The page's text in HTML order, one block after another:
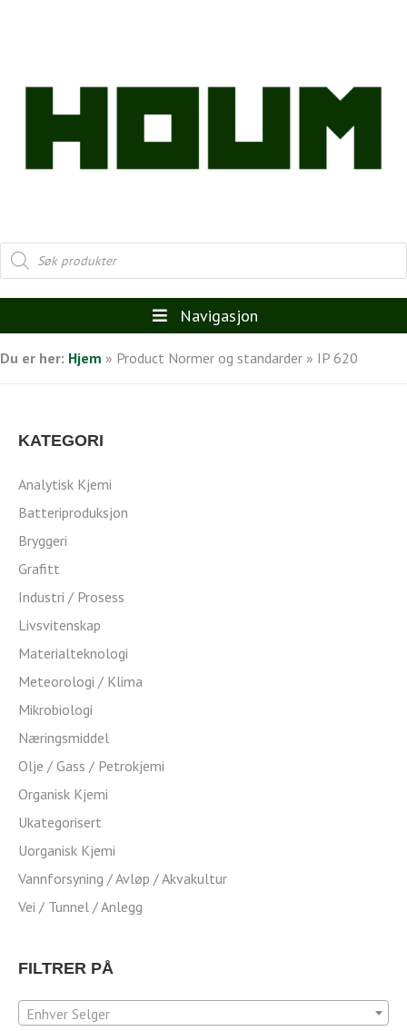
Products
search
Navigasjon
Du er her: Hjem » Product Normer og standarder » IP 620
KATEGORI
Analytisk Kjemi
Batteriproduksjon
Bryggeri
Grafitt
Industri / Prosess
Livsvitenskap
Materialteknologi
Meteorologi / Klima
Mikrobiologi
Næringsmiddel
Olje / Gass / Petrokjemi
Organisk Kjemi
Ukategorisert
Uorganisk Kjemi
Vannforsyning / Avløp / Akvakultur
Vei / Tunnel / Anlegg
FILTRER PÅ
Enhver Selger